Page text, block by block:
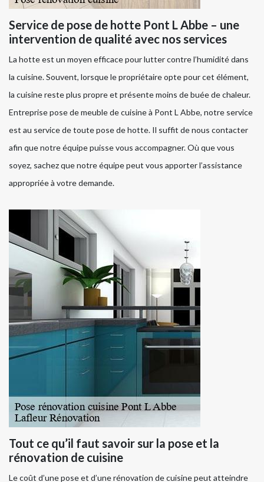
Service de pose de hotte Pont L Abbe – une
intervention de qualité avec nos services
La hotte est un moyen efficace pour lutter contre l’humidité dans
la cuisine. Souvent, lorsque le propriétaire opte pour cet élément,
la cuisine reste plus propre et présente moins de buée de chaleur.
Entreprise pose de meuble de cuisine à Pont L Abbe, notre service
est au service de toute pose de hotte. Il suffit de nous contacter
afin que notre équipe puisse vous accompagner. Où que vous
soyez, sachez que notre équipe peut vous apporter l’assistance
appropriée à votre demande.
Tout ce qu’il faut savoir sur la pose et la
rénovation de cuisine
Le coût d’une pose et d’une rénovation de cuisine peut atteindre